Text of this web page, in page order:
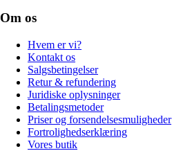
Om os
Hvem er vi?
Kontakt os
Salgsbetingelser
Retur & refundering
Juridiske oplysninger
Betalingsmetoder
Priser og forsendelsesmuligheder
Fortrolighedserklæring
Vores butik